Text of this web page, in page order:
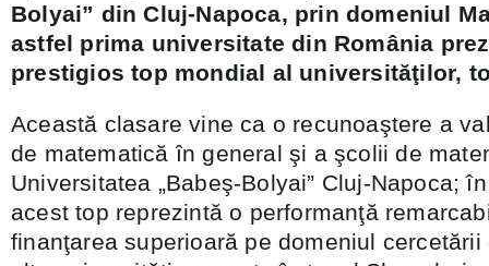
Bolyai” din Cluj-Napoca, prin domeniul
astfel prima universitate din România
prestigios top mondial al universităţilor,
Această clasare vine ca o recunoaştere a
de matematică în general şi a şcolii de
Universitatea „Babeş-Bolyai” Cluj-Napoca;
acest top reprezintă o performanţă
finanţarea superioară pe domeniul